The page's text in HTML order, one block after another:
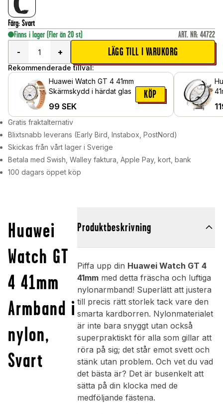
Färg: Svart
Finns i lager (Fler än 20 st) ART. NR: 44722
-
+ LÄGG TILL I VARUKORG
Rekommenderade tillval:
Huawei Watch GT 4 41mm
Skärmskydd i härdat glas
99 SEK
KÖP
Gratis fraktalternativ
Blixtsnabb leverans (Early Bird, Instabox, PostNord)
Skickas från vårt lager i Sverige
Betala med Swish, Walley faktura, Apple Pay, kort, bank
100 dagars öppet köp
Huawei
Watch GT
4 41mm
Armband i
nylon,
Svart
Produktbeskrivning
Piffa upp din Huawei Watch GT 4
41mmmed detta fräscha och luftiga
nylonarmband! Superlätt att justera
till precis rätt storlek tack vare den
smarta kardborren. Nylonmaterialet
är inte bara snyggt utan också
superpraktiskt för alla som gillar att
röra på sig; det står emot svett och
stänk utan problem. Och vet du vad
det bästa är? Det är busenkelt att
sätta på din klocka med de
medföljande fästena.